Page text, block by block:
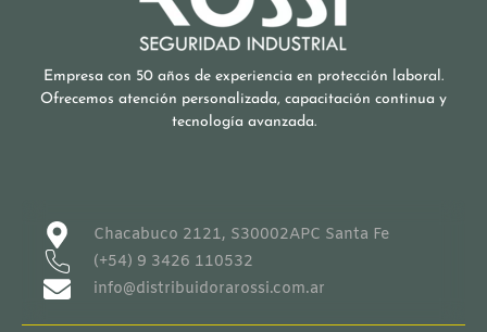
Empresa con 50 años de experiencia en protección laboral.
Ofrecemos atención personalizada, capacitación continua y
tecnología avanzada.
Chacabuco 2121, S30002APC Santa Fe
(+54) 9 3426 110532
info@distribuidorarossi.com.ar